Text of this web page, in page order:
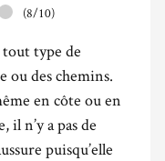
(8/10)
tout type de
ou des chemins.
en côte ou en
n’y a pas de
puisqu’elle